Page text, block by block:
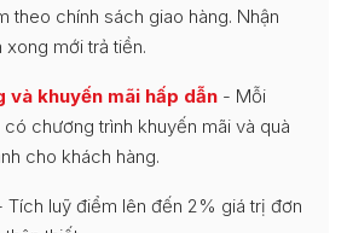
theo chính sách giao hàng. Nhận
xong mới trả tiền.
và khuyến mãi hấp dẫn - Mỗi
chương trình khuyến mãi và quà
cho khách hàng.
Tích luỹ điểm lên đến 2% giá trị đơn